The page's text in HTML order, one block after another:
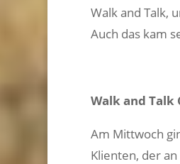
Walk and Talk,
Auch das kam
Walk and Talk
Am Mittwoch
Klienten, der